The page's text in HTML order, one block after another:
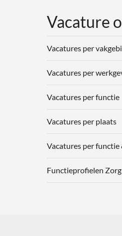
Vacature
Vacatures per
Vacatures per
Vacatures per functie
Vacatures per plaats
Vacatures per functie
Functieprofielen